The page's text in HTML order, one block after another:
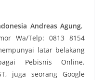
Andreas Agung.
Wa/Telp: 0813 8154
latar belakang
Pebisnis Online.
juga seorang Google